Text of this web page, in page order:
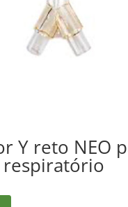
Y reto NEO